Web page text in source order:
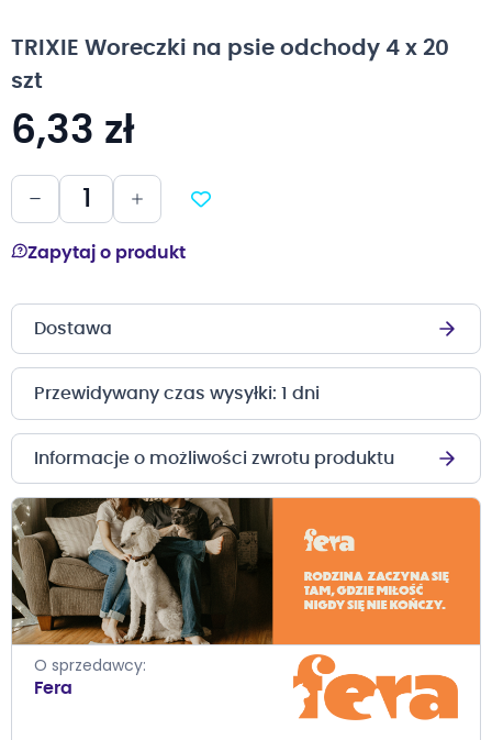
galerii
TRIXIE Woreczki na psie odchody 4 x 20
szt
6,33 zł
Zapytaj o produkt
Dostawa
Przewidywany czas wysyłki: 1 dni
Informacje o możliwości zwrotu produktu
O sprzedawcy
Fera